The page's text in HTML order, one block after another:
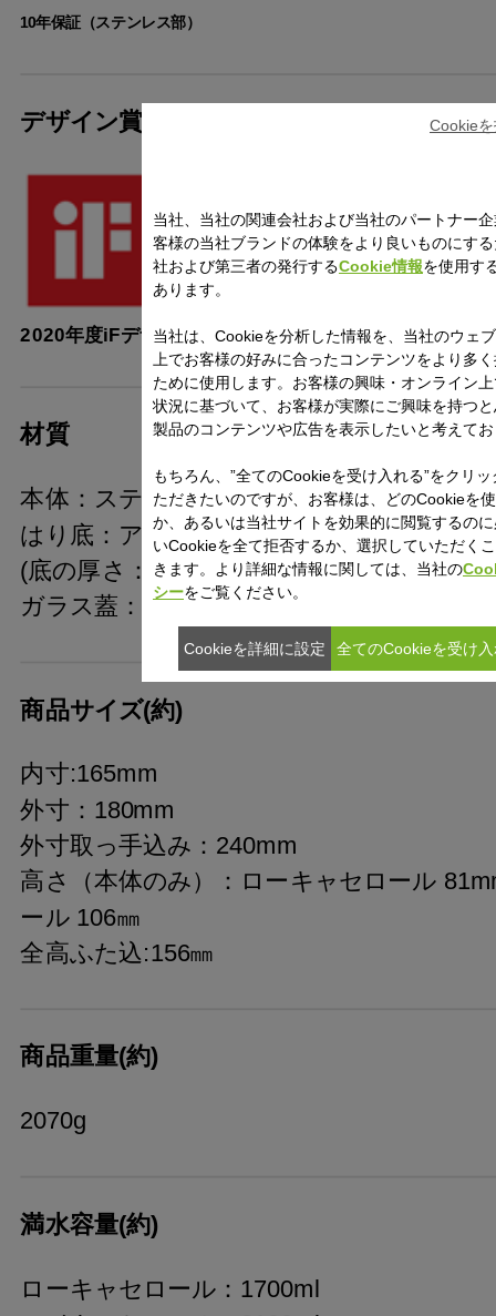
10年保証（ステンレス部）
デザイン賞受賞
2020年度iFデザイン賞 2021年度グッドデザ
材質
本体：ステンレス鋼(Cromargan®)
はり底：アルミニウム合金・ステンレス鋼
(底の厚さ：5.3mm/はり底を含む）
ガラス蓋：強化ガラス、ステンレス鋼
商品サイズ(約)
内寸:165mm
外寸：180mm
外寸取っ手込み：240mm
高さ（本体のみ）：ローキャセロール
ール 106㎜
全高ふた込:156㎜
商品重量(約)
2070g
満水容量(約)
ローキャセロール：1700ml
当社、当社の関連会社および当社のパートナー
客様の当社ブランドの体験をより良いものにす
社および第三者の発行するCookie情報を使用す
あります。
当社は、Cookieを分析した情報を、当社のウェ
上でお客様の好みに合ったコンテンツをより多
ために使用します。お客様の興味・オンライン
状況に基づいて、お客様が実際にご興味を持つ
製品のコンテンツや広告を表示したいと考えて
もちろん、”全てのCookieを受け入れる”をクリ
ただきたいのですが、お客様は、どのCookieを
か、あるいは当社サイトを効果的に閲覧するの
いCookieを全て拒否するか、選択していただく
きます。より詳細な情報に関しては、当社の
シーをご覧ください。
Cookie
Cookieを詳細に設定 全てのCookieを受け